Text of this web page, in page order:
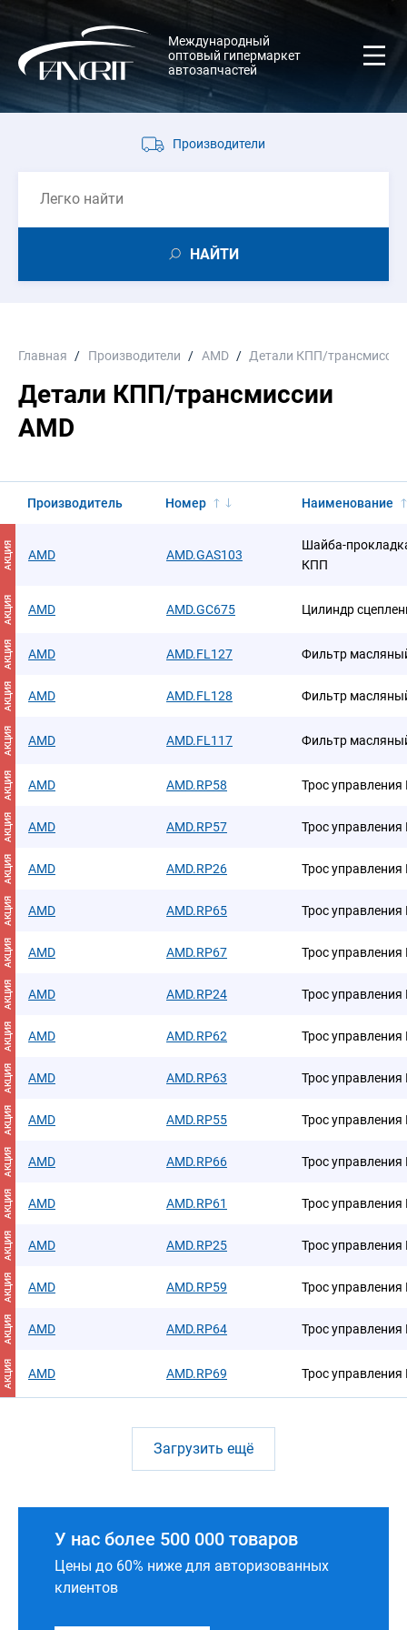
Международный
оптовый гипермаркет
автозапчастей
Производители
НАЙТИ
Главная Производители AMD Детали КПП/трансмиссии
Детали КПП/трансмиссии
AMD
Производитель Номер Наименование
АКЦИЯ AMD AMD.GAS103
Шайба-
КПП
АКЦИЯ AMD AMD.GC675 Цилиндр
АКЦИЯ AMD AMD.FL127 Фильтр
АКЦИЯ AMD AMD.FL128 Фильтр
АКЦИЯ AMD AMD.FL117 Фильтр
АКЦИЯ AMD AMD.RP58 Трос
АКЦИЯ AMD AMD.RP57 Трос
АКЦИЯ AMD AMD.RP26 Трос
АКЦИЯ AMD AMD.RP65 Трос
АКЦИЯ AMD AMD.RP67 Трос
АКЦИЯ AMD AMD.RP24 Трос
АКЦИЯ AMD AMD.RP62 Трос
АКЦИЯ AMD AMD.RP63 Трос
АКЦИЯ AMD AMD.RP55 Трос
АКЦИЯ AMD AMD.RP66 Трос
АКЦИЯ AMD AMD.RP61 Трос
АКЦИЯ AMD AMD.RP25 Трос
АКЦИЯ AMD AMD.RP59 Трос
АКЦИЯ AMD AMD.RP64 Трос
АКЦИЯ AMD AMD.RP69 Трос
Загрузить ещё
У нас более 500 000 товаров
Цены до 60% ниже для авторизованных
клиентов